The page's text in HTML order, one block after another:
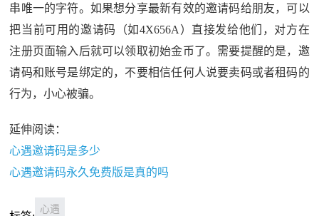
串唯一的字符。如果想分享最新有效的邀请码给朋友，可以
把当前可用的邀请码（如4X656A）直接发给他们，对方在
注册页面输入后就可以领取初始金币了。需要提醒的是，邀
请码和账号是绑定的，不要相信任何人说要卖码或者租码的
行为，小心被骗。
延伸阅读：
心遇邀请码是多少
心遇邀请码永久免费版是真的吗
心遇